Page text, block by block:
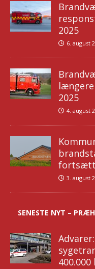
2025
6. august
2025
4. august
3. august
SENESTE NYT –